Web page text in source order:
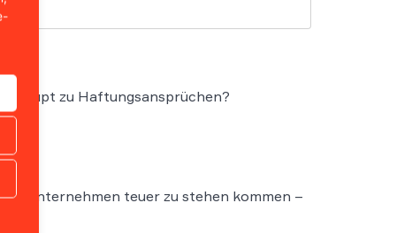
zu Haftungsansprüchen?
Unternehmen teuer zu stehen kommen –